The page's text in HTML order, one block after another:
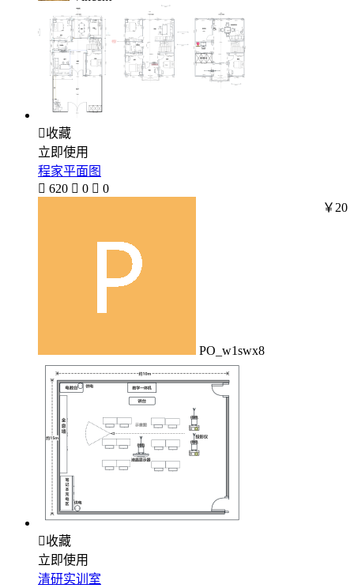
收藏
立即使用
程家平面图
 620  0  0
PO_w1swx8
￥20
收藏
立即使用
清研实训室